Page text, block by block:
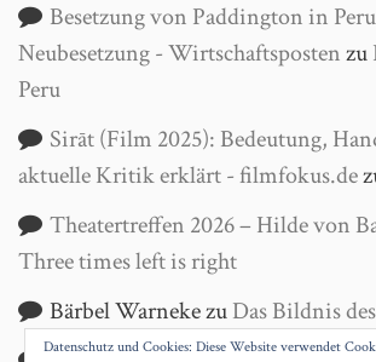
Besetzung von Paddington in
Neubesetzung - Wirtschaftspostenzu
Peru
Sirāt (Film 2025): Bedeutung,
aktuelle Kritik erklärt - filmfokus.de
Theatertreffen 2026 – Hilde von
Three times left is right
Bärbel WarnekezuDas Bildnis
Datenschutz und Cookies: Diese Website verwendet